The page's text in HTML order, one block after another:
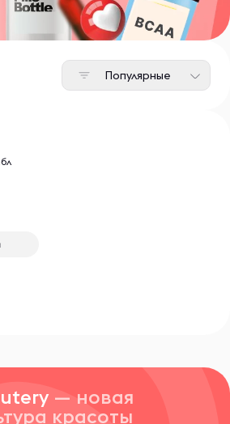
Популярные
— новая
красоты